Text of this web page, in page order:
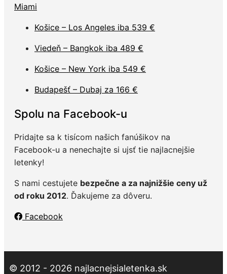
Miami
Košice – Los Angeles iba 539 €
Viedeň – Bangkok iba 489 €
Košice – New York iba 549 €
Budapešť – Dubaj za 166 €
Spolu na Facebook-u
Pridajte sa k tisícom našich fanúšikov na
Facebook-u a nenechajte si ujsť tie najlacnejšie
letenky!
S nami cestujete bezpečne a za najnižšie ceny už
od roku 2012. Ďakujeme za dôveru.
Facebook
© 2012 - 2026 najlacnejsialetenka.sk